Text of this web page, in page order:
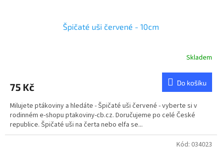
Špičaté uši červené - 10cm
Skladem
75 Kč Do košíku
Milujete ptákoviny a hledáte - Špičaté uši červené - vyberte si v
rodinném e-shopu ptakoviny-cb.cz. Doručujeme po celé České
republice. Špičaté uši na čerta nebo elfa se...
Kód: 034023